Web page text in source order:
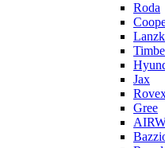
Roda
Jax
Gree